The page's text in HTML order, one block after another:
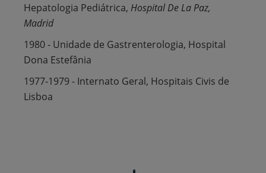
Hepatologia Pediátrica, Hospital De La Paz,
Madrid
1980 - Unidade de Gastrenterologia, Hospital
Dona Estefânia
1977-1979 - Internato Geral, Hospitais Civis de
Lisboa